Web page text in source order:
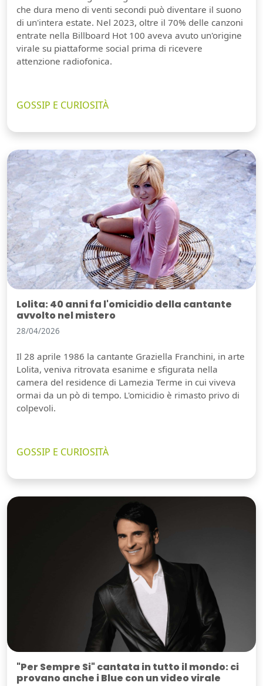
che dura meno di venti secondi può diventare il suono
di un'intera estate. Nel 2023, oltre il 70% delle canzoni
entrate nella Billboard Hot 100 aveva avuto un'origine
virale su piattaforme social prima di ricevere
attenzione radiofonica.
GOSSIP E CURIOSITÀ
Lolita: 40 anni fa l'omicidio della cantante
avvolto nel mistero
28/04/2026
Il 28 aprile 1986 la cantante Graziella Franchini, in arte
Lolita, veniva ritrovata esanime e sfigurata nella
camera del residence di Lamezia Terme in cui viveva
ormai da un pò di tempo. L'omicidio è rimasto privo di
colpevoli.
GOSSIP E CURIOSITÀ
"Per Sempre Si" cantata in tutto il mondo: ci
provano anche i Blue con un video virale